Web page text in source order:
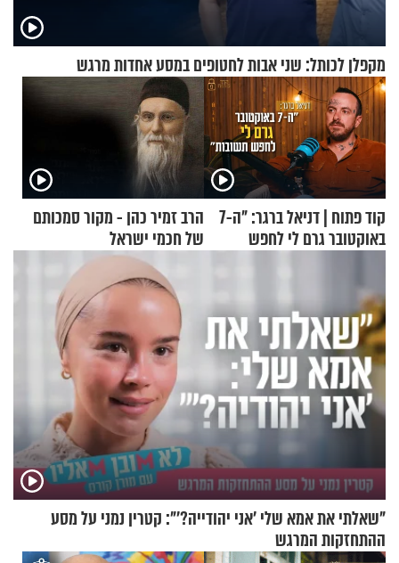
מקפלן לכותל: שני אבות לחטופים במסע אחדות מרגש
קוד פתוח | דניאל ברגר: "ה-7
באוקטובר גרם לי לחפש
הרב זמיר כהן - מקור סמכותם
של חכמי ישראל
"שאלתי את אמא שלי 'אני יהודייה?'": קטרין נמני על מסע
ההתחזקות המרגש